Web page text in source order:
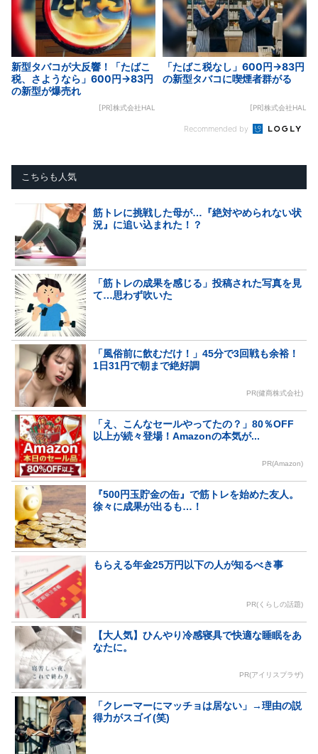
新型タバコが大反響！「たばこ
税、さようなら」600円→83円
の新型が爆売れ
[PR]株式会社HAL
「たばこ税なし」600円→83円
の新型タバコに喫煙者群がる
[PR]株式会社HAL
Recommended by
こちらも人気
筋トレに挑戦した母が…『絶対やめられない状
況』に追い込まれた！？
「筋トレの成果を感じる」投稿された写真を見
て…思わず吹いた
「風俗前に飲むだけ！」45分で3回戦も余裕！
1日31円で朝まで絶好調
PR(健商株式会社)
「え、こんなセールやってたの？」80％OFF
以上が続々登場！Amazonの本気が...
PR(Amazon)
『500円玉貯金の缶』で筋トレを始めた友人。
徐々に成果が出るも…！
もらえる年金25万円以下の人が知るべき事
PR(くらしの話題)
【大人気】ひんやり冷感寝具で快適な睡眠をあ
なたに。
PR(アイリスプラザ)
「クレーマーにマッチョは居ない」→理由の説
得力がスゴイ(笑)